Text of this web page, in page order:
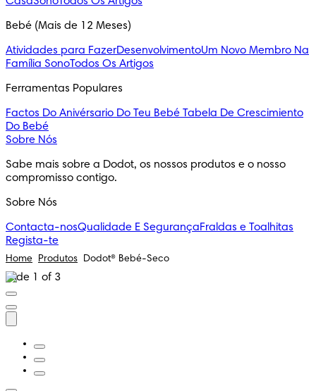
Bebé (Mais de 12 Meses)
Atividades para FazerDesenvolvimentoUm Novo Membro Na
Família SonoTodos Os Artigos
Ferramentas Populares
Factos Do Anivérsario Do Teu Bebé Tabela De Crescimiento
Do Bebé
Sobre Nós
Sabe mais sobre a Dodot, os nossos produtos e o nosso
compromisso contigo.
Sobre Nós
Contacta-nosQualidade E SegurançaFraldas e Toalhitas
Regista-te
Home Produtos Dodot® Bebé-Seco
Slide 1 of 3